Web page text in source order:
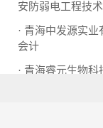
安防弱电工程技
· 青海中发源实业
会计
· 青海睿元生物科